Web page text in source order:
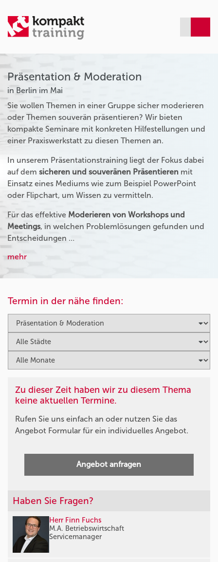
Präsentation & Moderation
in Berlin im Mai
Sie wollen Themen in einer Gruppe sicher moderieren
oder Themen souverän präsentieren? Wir bieten
kompakte Seminare mit konkreten Hilfestellungen und
einer Praxiswerkstatt zu diesen Themen an.
In unserem Präsentationstraining liegt der Fokus dabei
auf dem sicheren und souveränen Präsentieren mit
Einsatz eines Mediums wie zum Beispiel PowerPoint
oder Flipchart, um Wissen zu vermitteln.
Für das effektive Moderieren von Workshops und
Meetings, in welchen Problemlösungen gefunden und
Entscheidungen …
mehr
Termin in der nähe finden:
Zu dieser Zeit haben wir zu diesem Thema
keine aktuellen Termine.
Rufen Sie uns einfach an oder nutzen Sie das
Angebot Formular für ein individuelles Angebot.
Angebot anfragen
Haben Sie Fragen?
Herr Finn Fuchs
M.A. Betriebswirtschaft
Servicemanager